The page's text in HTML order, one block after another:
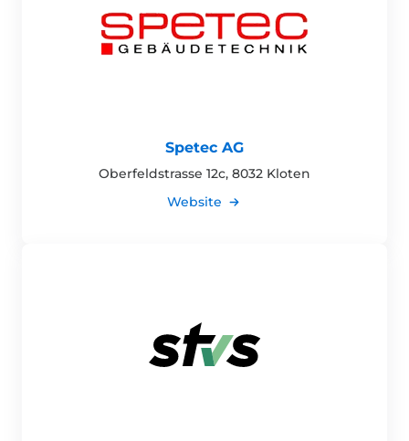
Spetec AG
Oberfeldstrasse 12c, 8032 Kloten
Website